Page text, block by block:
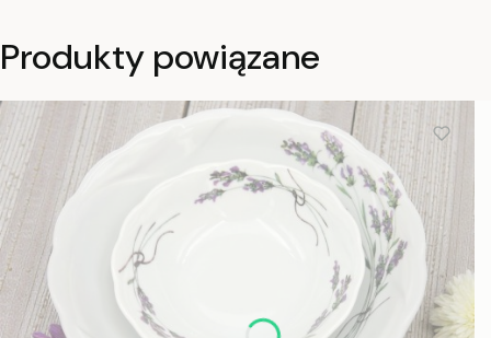
Produkty powiązane